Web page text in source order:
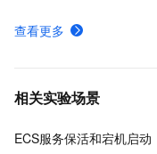
查看更多
相关实验场景
ECS服务保活和宕机启动